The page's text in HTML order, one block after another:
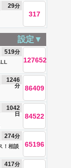
29分
317
設定▼
519分
127652
1246
分 86409
TODO
1042
日 84522
！相談
録画
274分
65196
417分